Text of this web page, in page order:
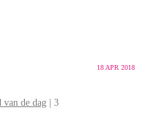
18APR 2018
van de dag 3